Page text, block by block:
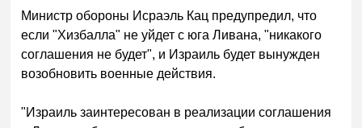
Министр обороны Исраэль Кац предупредил, что
если "Хизбалла" не уйдет с юга Ливана, "никакого
соглашения не будет", и Израиль будет вынужден
возобновить военные действия.
"Израиль заинтересован в реализации соглашения